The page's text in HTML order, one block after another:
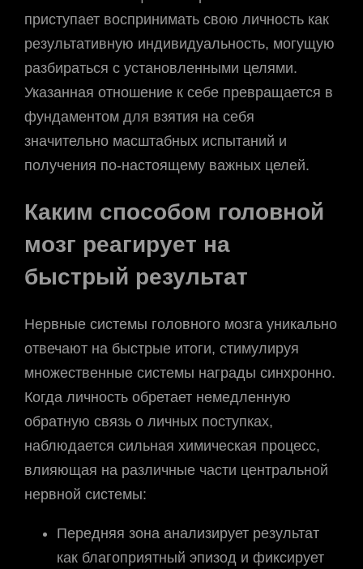
приступает воспринимать свою личность как
результативную индивидуальность, могущую
разбираться с установленными целями.
Указанная отношение к себе превращается в
фундаментом для взятия на себя
значительно масштабных испытаний и
получения по-настоящему важных целей.
Каким способом головной
мозг реагирует на
быстрый результат
Нервные системы головного мозга уникально
отвечают на быстрые итоги, стимулируя
множественные системы награды синхронно.
Когда личность обретает немедленную
обратную связь о личных поступках,
наблюдается сильная химическая процесс,
влияющая на различные части центральной
нервной системы:
Передняя зона анализирует результат
как благоприятный эпизод и фиксирует